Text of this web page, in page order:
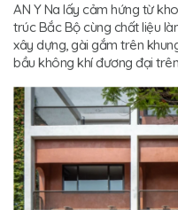
AN Y Na lấy cảm hứng từ
trúc Bắc Bộ cùng chất liệu
xây dựng, gài gắm trên
bầu không khí đương đại